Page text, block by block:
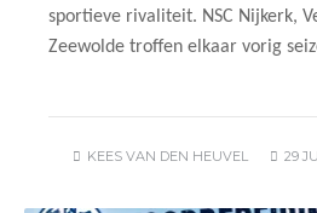
sportieve rivaliteit. NSC Nijkerk,
Zeewolde troffen elkaar vorig
KEES VAN DEN HEUVEL 29